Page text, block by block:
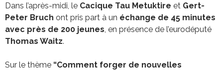
Dans l’après-midi, le Cacique Tau Metuktire et Gert-
Peter Bruch ont pris part à un échange de 45 minutes
avec près de 200 jeunes, en présence de l’eurodéputé
Thomas Waitz.
Sur le thème “Comment forger de nouvelles